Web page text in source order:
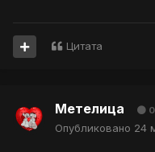
Цитата
Метелица 0
Опубликовано 24